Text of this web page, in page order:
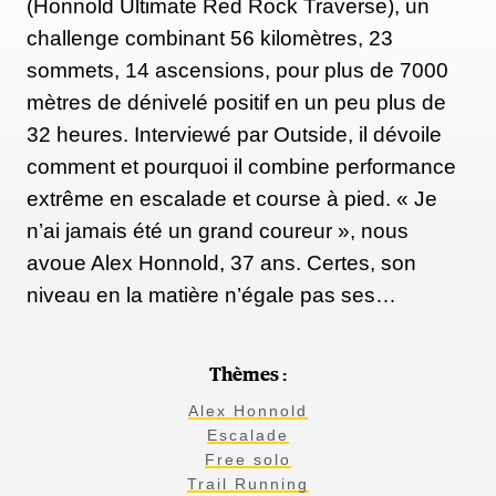
Honnold se rendra à Taïwan neuf jours avant
l’ascension. Pendant que l’équipe de production
gérera la logistique — ascenseurs, escaliers, trappes
et déplacements suspendus autour du bâtiment — il
répétera les mouvements et s’entraînera sur un
MoonBoard 2016, installé dans l’une des salles de
sport de la tour.
En dehors de l’entraînement, il passera ses soirées au
Din Tai Fung, avec son épouse, Sanni McCandless.
visible depuis sa chambre chaque soir.
(Honnold Ultimate Red Rock Traverse), un
challenge combinant 56 kilomètres, 23
sommets, 14 ascensions, pour plus de 7000
mètres de dénivelé positif en un peu plus de
32 heures. Interviewé par Outside, il dévoile
comment et pourquoi il combine performance
extrême en escalade et course à pied. « Je
n’ai jamais été un grand coureur », nous
avoue Alex Honnold, 37 ans. Certes, son
niveau en la matière n’égale pas ses…
Thèmes :
Alex Honnold
Escalade
Free solo
Trail Running